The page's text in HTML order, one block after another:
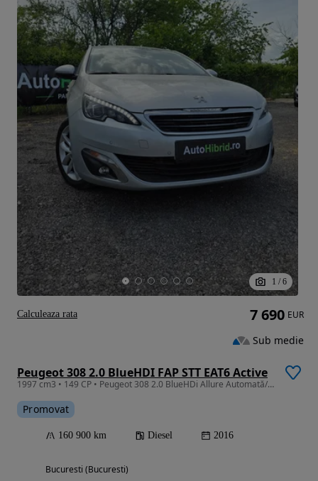
1 / 6
Peugeot 308 2.0 BlueHDI FAP STT EAT6 Active
1997 cm3 • 149 CP • Peugeot 308 2.0 BlueHDi Allure Automată/Posibilitate Rate
Promovat
160 900 km Diesel 2016
Bucuresti (Bucuresti)
7 690 EUR
Sub medie
Calculeaza rata